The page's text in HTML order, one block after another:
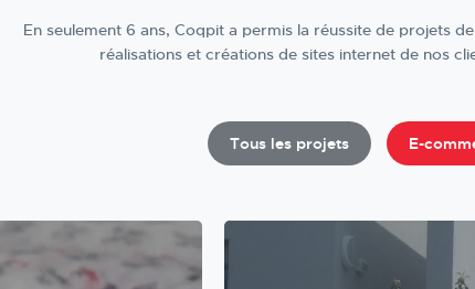
En seulement 6 ans, Coqpit a permis la réussite de projets
réalisations et créations de sites internet de nos
Tous les projets E-